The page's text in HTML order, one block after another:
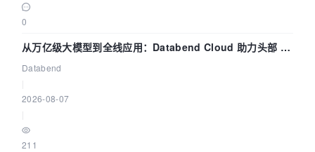
0
从万亿级大模型到全线应用：Databend Cloud 助力头部 AI
企业构建全链路 Trace 数据管道
Databend
2026-08-07
211